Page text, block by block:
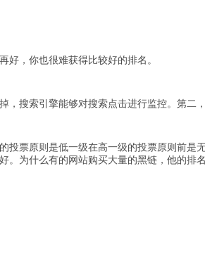
好，你也很难获得比较好的排名。
搜索引擎能够对搜索点击进行监控。第二
票原则是低一级在高一级的投票原则前
为什么有的网站购买大量的黑链，他的